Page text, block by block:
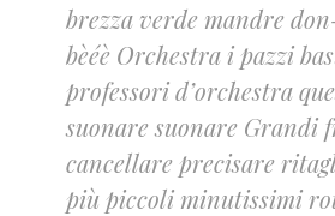
brezza verde mandre
bèéè Orchestra i pazzi
professori d’orchestra
suonare suonare Grandi
cancellare precisare
più piccoli minutissimi